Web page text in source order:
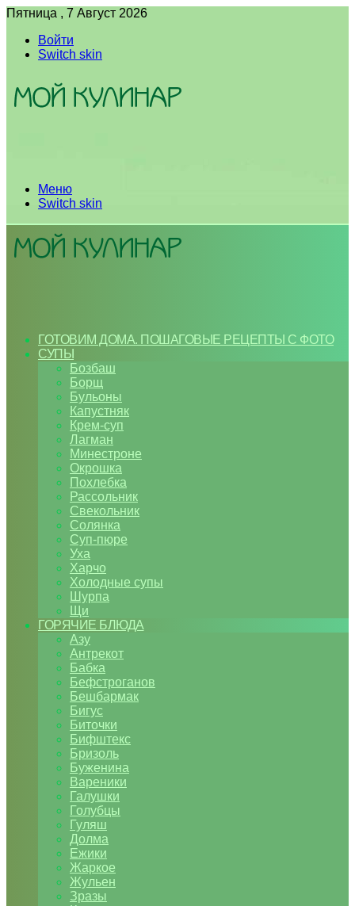
Пятница , 7 Август 2026
Войти
Switch skin
Меню
Switch skin
ГОТОВИМ ДОМА. ПОШАГОВЫЕ РЕЦЕПТЫ С ФОТО
СУПЫ
Бозбаш
Борщ
Бульоны
Капустняк
Крем-суп
Лагман
Минестроне
Окрошка
Похлебка
Рассольник
Свекольник
Солянка
Суп-пюре
Уха
Харчо
Холодные супы
Шурпа
Щи
ГОРЯЧИЕ БЛЮДА
Азу
Антрекот
Бабка
Бефстроганов
Бешбармак
Бигус
Биточки
Бифштекс
Бризоль
Буженина
Вареники
Галушки
Голубцы
Гуляш
Долма
Ежики
Жаркое
Жульен
Зразы